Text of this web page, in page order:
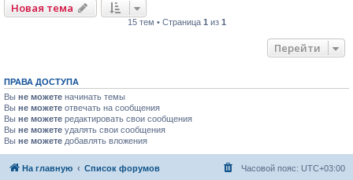
Новая тема
15 тем • Страница 1 из 1
Перейти
ПРАВА ДОСТУПА
Вы не можете начинать темы
Вы не можете отвечать на сообщения
Вы не можете редактировать свои сообщения
Вы не можете удалять свои сообщения
Вы не можете добавлять вложения
На главную Список форумов Часовой пояс: UTC+03:00